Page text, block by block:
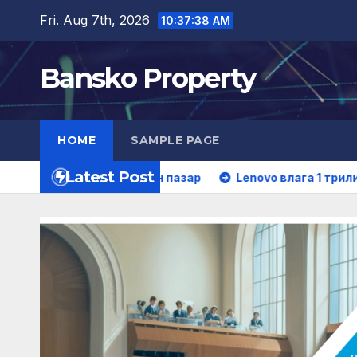
content
Fri. Aug 7th, 2026 10:37:39 AM
Bansko Property
HOME SAMPLE PAGE
Latest Post
телефонен пазар Lenovo влага 1 трилион токени